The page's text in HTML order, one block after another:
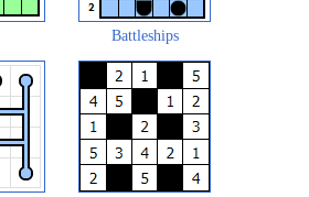
Battleships